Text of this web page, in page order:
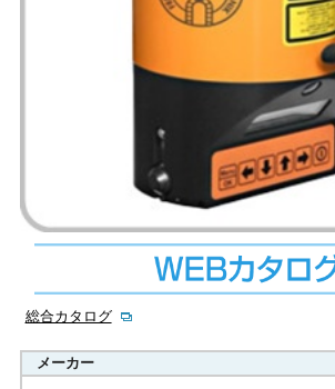
総合カタログ
メーカー